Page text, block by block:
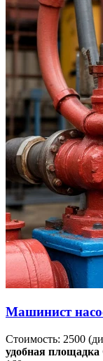
Машинист
Стоимость: 2500
удобная